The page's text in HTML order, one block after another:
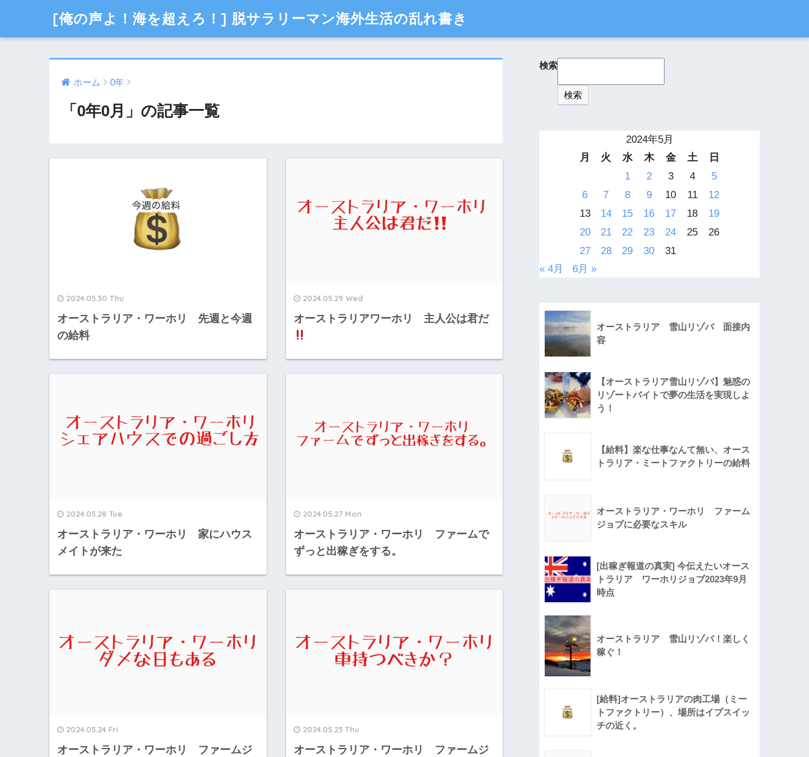
[俺の声よ！海を超えろ！] 脱サラリーマン海外生活の乱れ書き
ホーム 0年
「0年0月」の記事一覧
2024.05.30 Thu
オーストラリア・ワーホリ 先週と今週
の給料
2024.05.29 Wed
オーストラリアワーホリ 主人公は君だ
2024.05.28 Tue
オーストラリア・ワーホリ 家にハウス
メイトが来た
2024.05.27 Mon
オーストラリア・ワーホリ ファームで
ずっと出稼ぎをする。
2024.05.24 Fri
オーストラリア・ワーホリ ファームジ
2024.05.23 Thu
オーストラリア・ワーホリ ファームジ
検索
検索
2024年5月
月
火 水 木 金 土
日
1
2 3 4
5
6
7 8 9 10 11
12
13
14 15 16 17 18
19
20
21 22 23 24 25
26
27
28 29 30
31
« 4月
6月 »
オーストラリア 雪山リゾバ 面接内
容
【オーストラリア雪山リゾバ】魅惑の
リゾートバイトで夢の生活を実現しよ
う！
【給料】楽な仕事なんて無い、オース
トラリア・ミートファクトリーの給料
オーストラリア・ワーホリ ファーム
ジョブに必要なスキル
[出稼ぎ報道の真実] 今伝えたいオース
トラリア ワーホリジョブ2023年9月
時点
オーストラリア 雪山リゾバ！楽しく
稼ぐ！
[給料]オーストラリアの肉工場（ミー
トファクトリー）、場所はイプスイッ
チの近く。